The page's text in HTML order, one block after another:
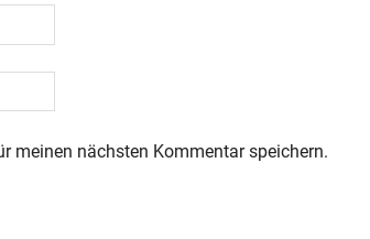
meinen nächsten Kommentar speichern.